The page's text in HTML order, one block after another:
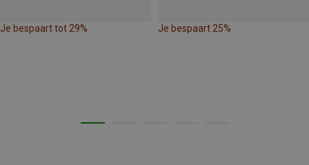
Je bespaart tot 29% Je bespaart 25%